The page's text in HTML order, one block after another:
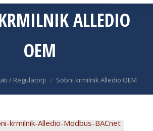
ALLEDIO
OEM
/ Regulatorji Sobni krmilnik Alledio OEM